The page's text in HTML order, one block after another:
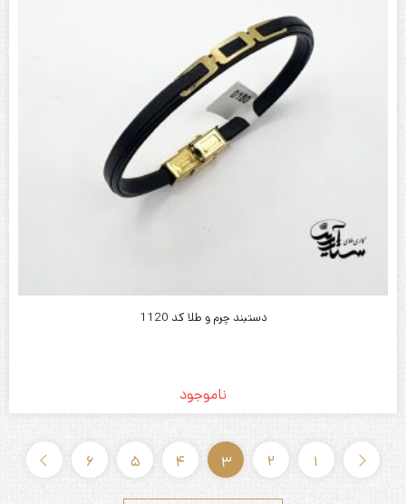
دستبند چرم و طلا کد 1120
ناموجود
1
2
3
4
5
6